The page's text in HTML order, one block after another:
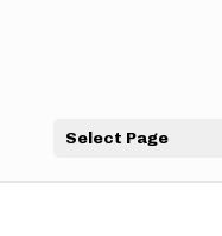
Select Page